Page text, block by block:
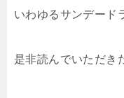
いわゆるサンデード
是非読んでいただき